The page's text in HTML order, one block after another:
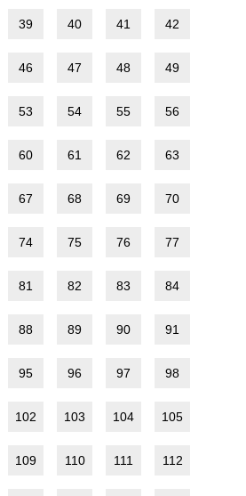
39 40 41 42
46 47 48 49
53 54 55 56
60 61 62 63
67 68 69 70
74 75 76 77
81 82 83 84
88 89 90 91
95 96 97 98
102 103 104 105
109 110 111 112